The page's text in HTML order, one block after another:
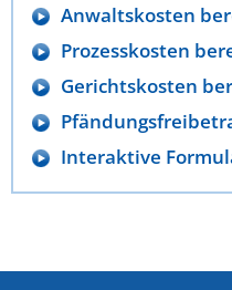
Anwaltskosten
Prozesskosten
Gerichtskosten
Interaktive